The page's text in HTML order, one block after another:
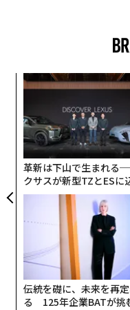
革新は下山で生まれる
クサスが新型TZとESに
た「DISCOVER」の哲学
伝統を礎に、未来を再
る 125年企業BATが挑